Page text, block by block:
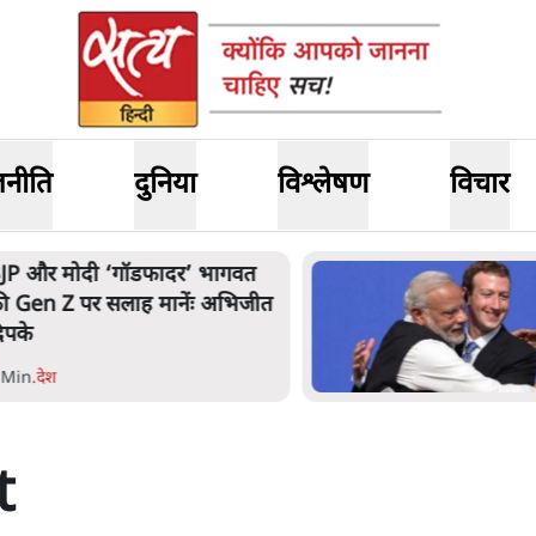
दुनिया विश्लेषण विचार
ज़करबर्ग का माफीनामाः ये बहुत
की बात है
.विश्लेषण